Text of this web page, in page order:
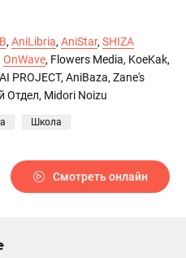
, AniLibria, AniStar, SHIZA
OnWave, Flowers Media, KoeKak,
PROJECT, AniBaza, Zane's
Отдел, Midori Noizu
Школа
Смотреть онлайн